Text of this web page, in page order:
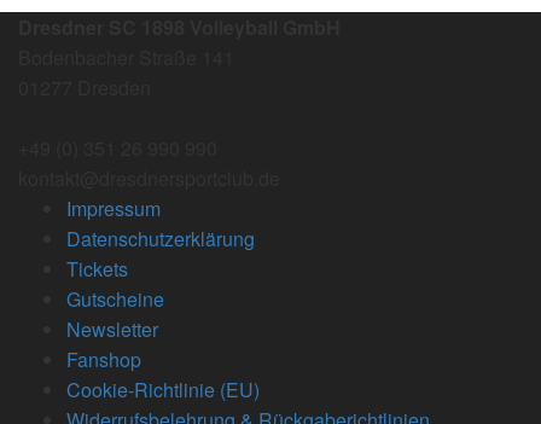
Impressum
Datenschutzerklärung
Tickets
Gutscheine
Newsletter
Fanshop
Cookie-Richtlinie (EU)